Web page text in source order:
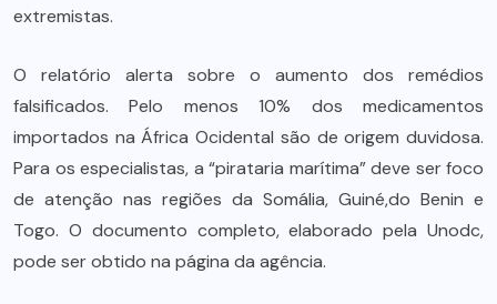
extremistas.
O relatório alerta sobre o aumento dos remédios
falsificados. Pelo menos 10% dos medicamentos
importados na África Ocidental são de origem duvidosa.
Para os especialistas, a “pirataria marítima” deve ser foco
de atenção nas regiões da Somália, Guiné,do Benin e
Togo. O documento completo, elaborado pela Unodc,
pode ser obtido na página da agência.